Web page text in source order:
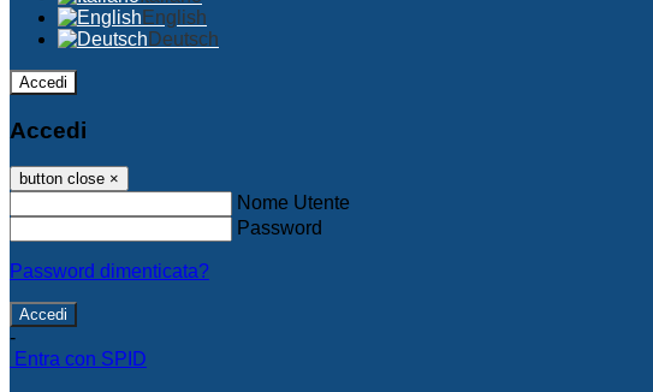
English
Deutsch
Accedi
Accedi
button close ×
Nome Utente
Password
Password dimenticata?
-
Entra con SPID